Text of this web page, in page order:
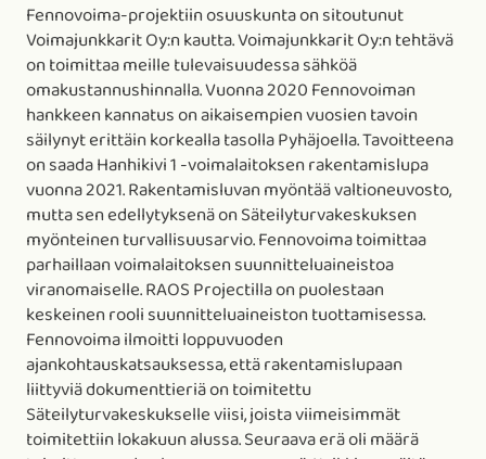
Fennovoima-projektiin osuuskunta on sitoutunut
Voimajunkkarit Oy:n kautta. Voimajunkkarit Oy:n tehtävä
on toimittaa meille tulevaisuudessa sähköä
omakustannushinnalla. Vuonna 2020 Fennovoiman
hankkeen kannatus on aikaisempien vuosien tavoin
säilynyt erittäin korkealla tasolla Pyhäjoella. Tavoitteena
on saada Hanhikivi 1 -voimalaitoksen rakentamislupa
vuonna 2021. Rakentamisluvan myöntää valtioneuvosto,
mutta sen edellytyksenä on Säteilyturvakeskuksen
myönteinen turvallisuusarvio. Fennovoima toimittaa
parhaillaan voimalaitoksen suunnitteluaineistoa
viranomaiselle. RAOS Projectilla on puolestaan
keskeinen rooli suunnitteluaineiston tuottamisessa.
Fennovoima ilmoitti loppuvuoden
ajankohtauskatsauksessa, että rakentamislupaan
liittyviä dokumenttieriä on toimitettu
Säteilyturvakeskukselle viisi, joista viimeisimmät
toimitettiin lokakuun alussa. Seuraava erä oli määrä